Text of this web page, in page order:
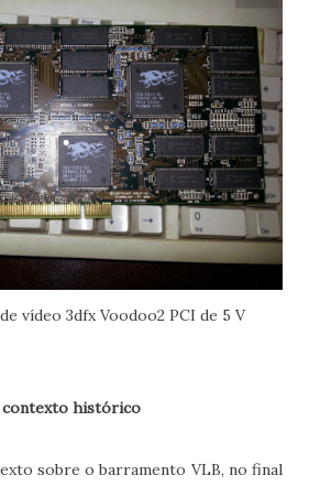
vídeo 3dfx Voodoo2 PCI de 5 V
contexto histórico
sobre o barramento VLB, no final